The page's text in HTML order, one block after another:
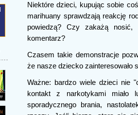
Niektóre dzieci, kupując sobie
marihuany sprawdzają reakcję
powiedzą? Czy zakażą
komentarz?
Czasem takie demonstracje
że nasze dziecko
Ważne: bardzo wiele dzieci nie
kontakt z narkotykami miało
sporadycznego brania,